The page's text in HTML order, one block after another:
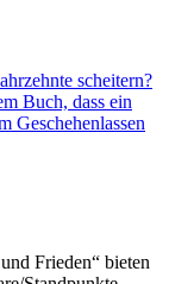
scheitern?
Buch, dass ein
Geschehenlassen
Frieden“ bieten